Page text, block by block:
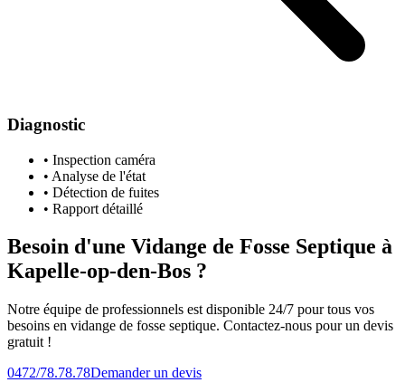
Diagnostic
• Inspection caméra
• Analyse de l'état
• Détection de fuites
• Rapport détaillé
Besoin d'une Vidange de Fosse Septique à
Kapelle-op-den-Bos ?
Notre équipe de professionnels est disponible 24/7 pour tous vos
besoins en vidange de fosse septique. Contactez-nous pour un devis
gratuit !
0472/78.78.78Demander un devis